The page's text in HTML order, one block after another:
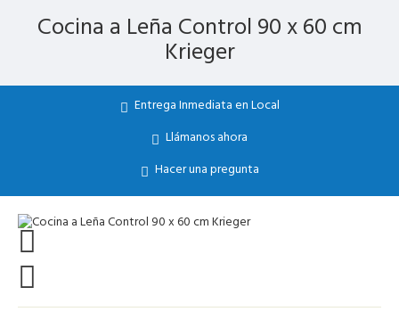
Cocina a Leña Control 90 x 60 cm
Krieger
Entrega Inmediata en Local
Llámanos ahora
Hacer una pregunta